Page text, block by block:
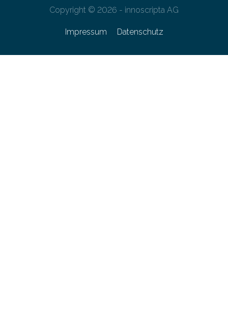
Copyright © 2026 - innoscripta AG
Impressum Datenschutz